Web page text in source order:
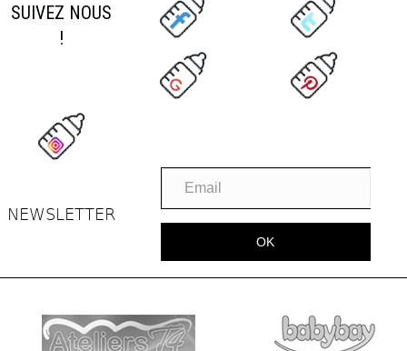
SUIVEZ NOUS
!
NEWSLETTER
OK